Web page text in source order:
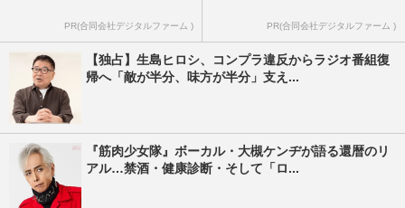
PR(合同会社デジタルファーム ) PR(合同会社デジタルファーム )
【独占】生島ヒロシ、コンプラ違反からラジオ番組復
帰へ「敵が半分、味方が半分」支え...
『筋肉少女隊』ボーカル・大槻ケンヂが語る還暦のリ
アル…禁酒・健康診断・そして「ロ...